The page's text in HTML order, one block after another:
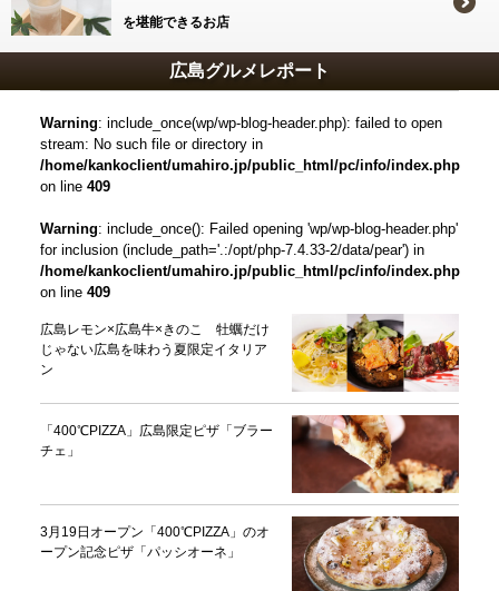
を堪能できるお店
広島グルメレポート
Warning: include_once(wp/wp-blog-header.php): failed to open
stream: No such file or directory in
/home/kankoclient/umahiro.jp/public_html/pc/info/index.php
on line 409
Warning: include_once(): Failed opening 'wp/wp-blog-header.php'
for inclusion (include_path='.:/opt/php-7.4.33-2/data/pear') in
/home/kankoclient/umahiro.jp/public_html/pc/info/index.php
on line 409
広島レモン×広島牛×きのこ 牡蠣だけ
じゃない広島を味わう夏限定イタリア
ン
「400℃PIZZA」広島限定ピザ「ブラー
チェ」
3月19日オープン「400℃PIZZA」のオ
ープン記念ピザ「パッシオーネ」